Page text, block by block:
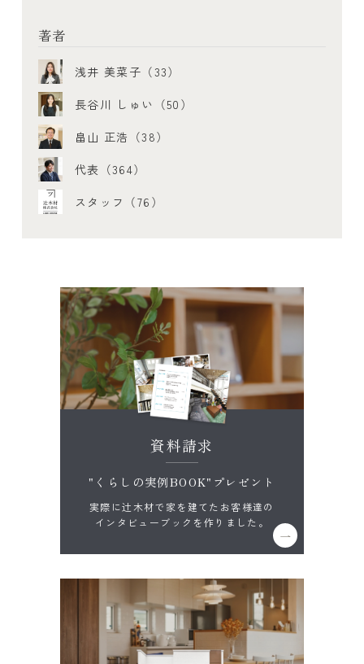
著者
浅井 美菜子（33）
長谷川 しゅい（50）
畠山 正浩（38）
代表（364）
スタッフ（76）
資料請求
"くらしの実例BOOK"プレゼント
実際に辻木材で家を建てたお客様達の
インタビューブックを作りました。